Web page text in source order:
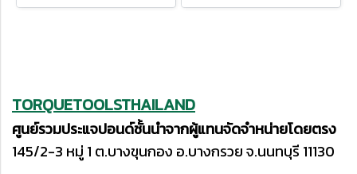
TORQUETOOLSTHAILAND
ศูนย์รวมประแจปอนด์ชั้นนำจากผู้แทนจัดจำหน่ายโดยตรง
145/2-3 หมู่ 1 ต.บางขุนกอง อ.บางกรวย จ.นนทบุรี 11130